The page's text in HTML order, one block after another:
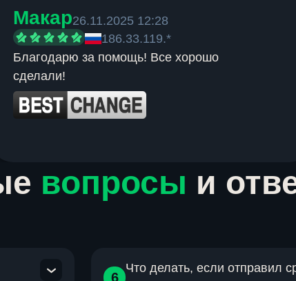
Макар26.11.2025 12:28
186.33.119.*
Благодарю за помощь! Все хорошо
сделали!
вопросы и
6
Что делать, если отправил